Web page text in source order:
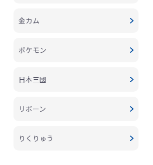
金カム
ポケモン
日本三國
リボーン
りくりゅう